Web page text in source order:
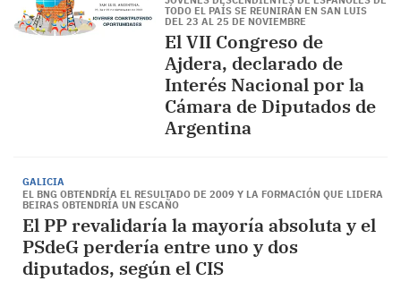
TODO EL PAÍS SE REUNIRÁN EN SAN LUIS
DEL 23 AL 25 DE NOVIEMBRE
El VII Congreso de
Ajdera, declarado de
Interés Nacional por la
Cámara de Diputados de
Argentina
GALICIA
EL BNG OBTENDRÍA EL RESULTADO DE 2009 Y LA FORMACIÓN QUE LIDERA
BEIRAS OBTENDRÍA UN ESCAÑO
El PP revalidaría la mayoría absoluta y el
PSdeG perdería entre uno y dos
diputados, según el CIS